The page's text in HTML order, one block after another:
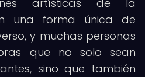
artísticas de la
una forma única de
y muchas personas
que no solo sean
sino que también